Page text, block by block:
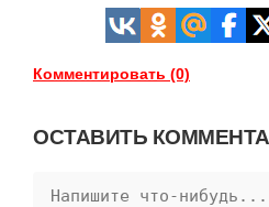
Комментировать (0)
ОСТАВИТЬ